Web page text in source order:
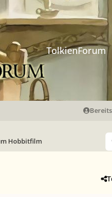
TolkienForum
Hobbitfilm